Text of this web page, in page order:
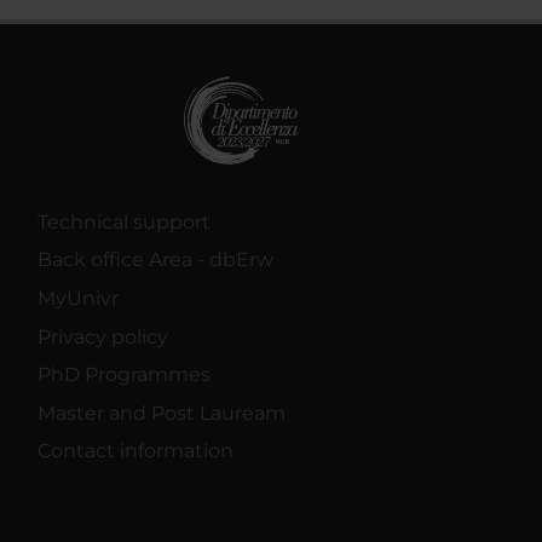
Technical support
Back office Area - dbErw
MyUnivr
Privacy policy
PhD Programmes
Master and Post Lauream
Contact information